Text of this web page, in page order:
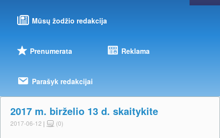
Mūsų žodžio redakcija
Prenumerata Reklama
Parašyk redakcijai
2017 m. birželio 13 d. skaitykite
2017-06-12 | (0)